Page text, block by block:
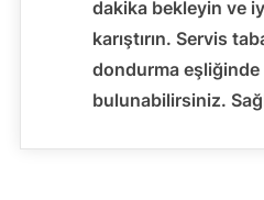
dakika bekleyin ve
karıştırın. Servis
dondurma
bulunabilirsiniz.